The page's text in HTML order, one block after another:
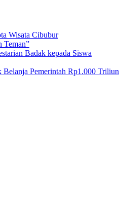
Wisata Cibubur
Teman”
Badak kepada Siswa
Pemerintah Rp1.000 Triliun